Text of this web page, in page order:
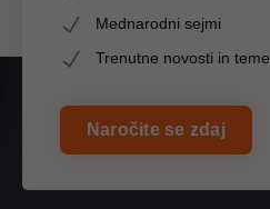
Mednarodni sejmi
Trenutne novosti in teme
Naročite se zdaj